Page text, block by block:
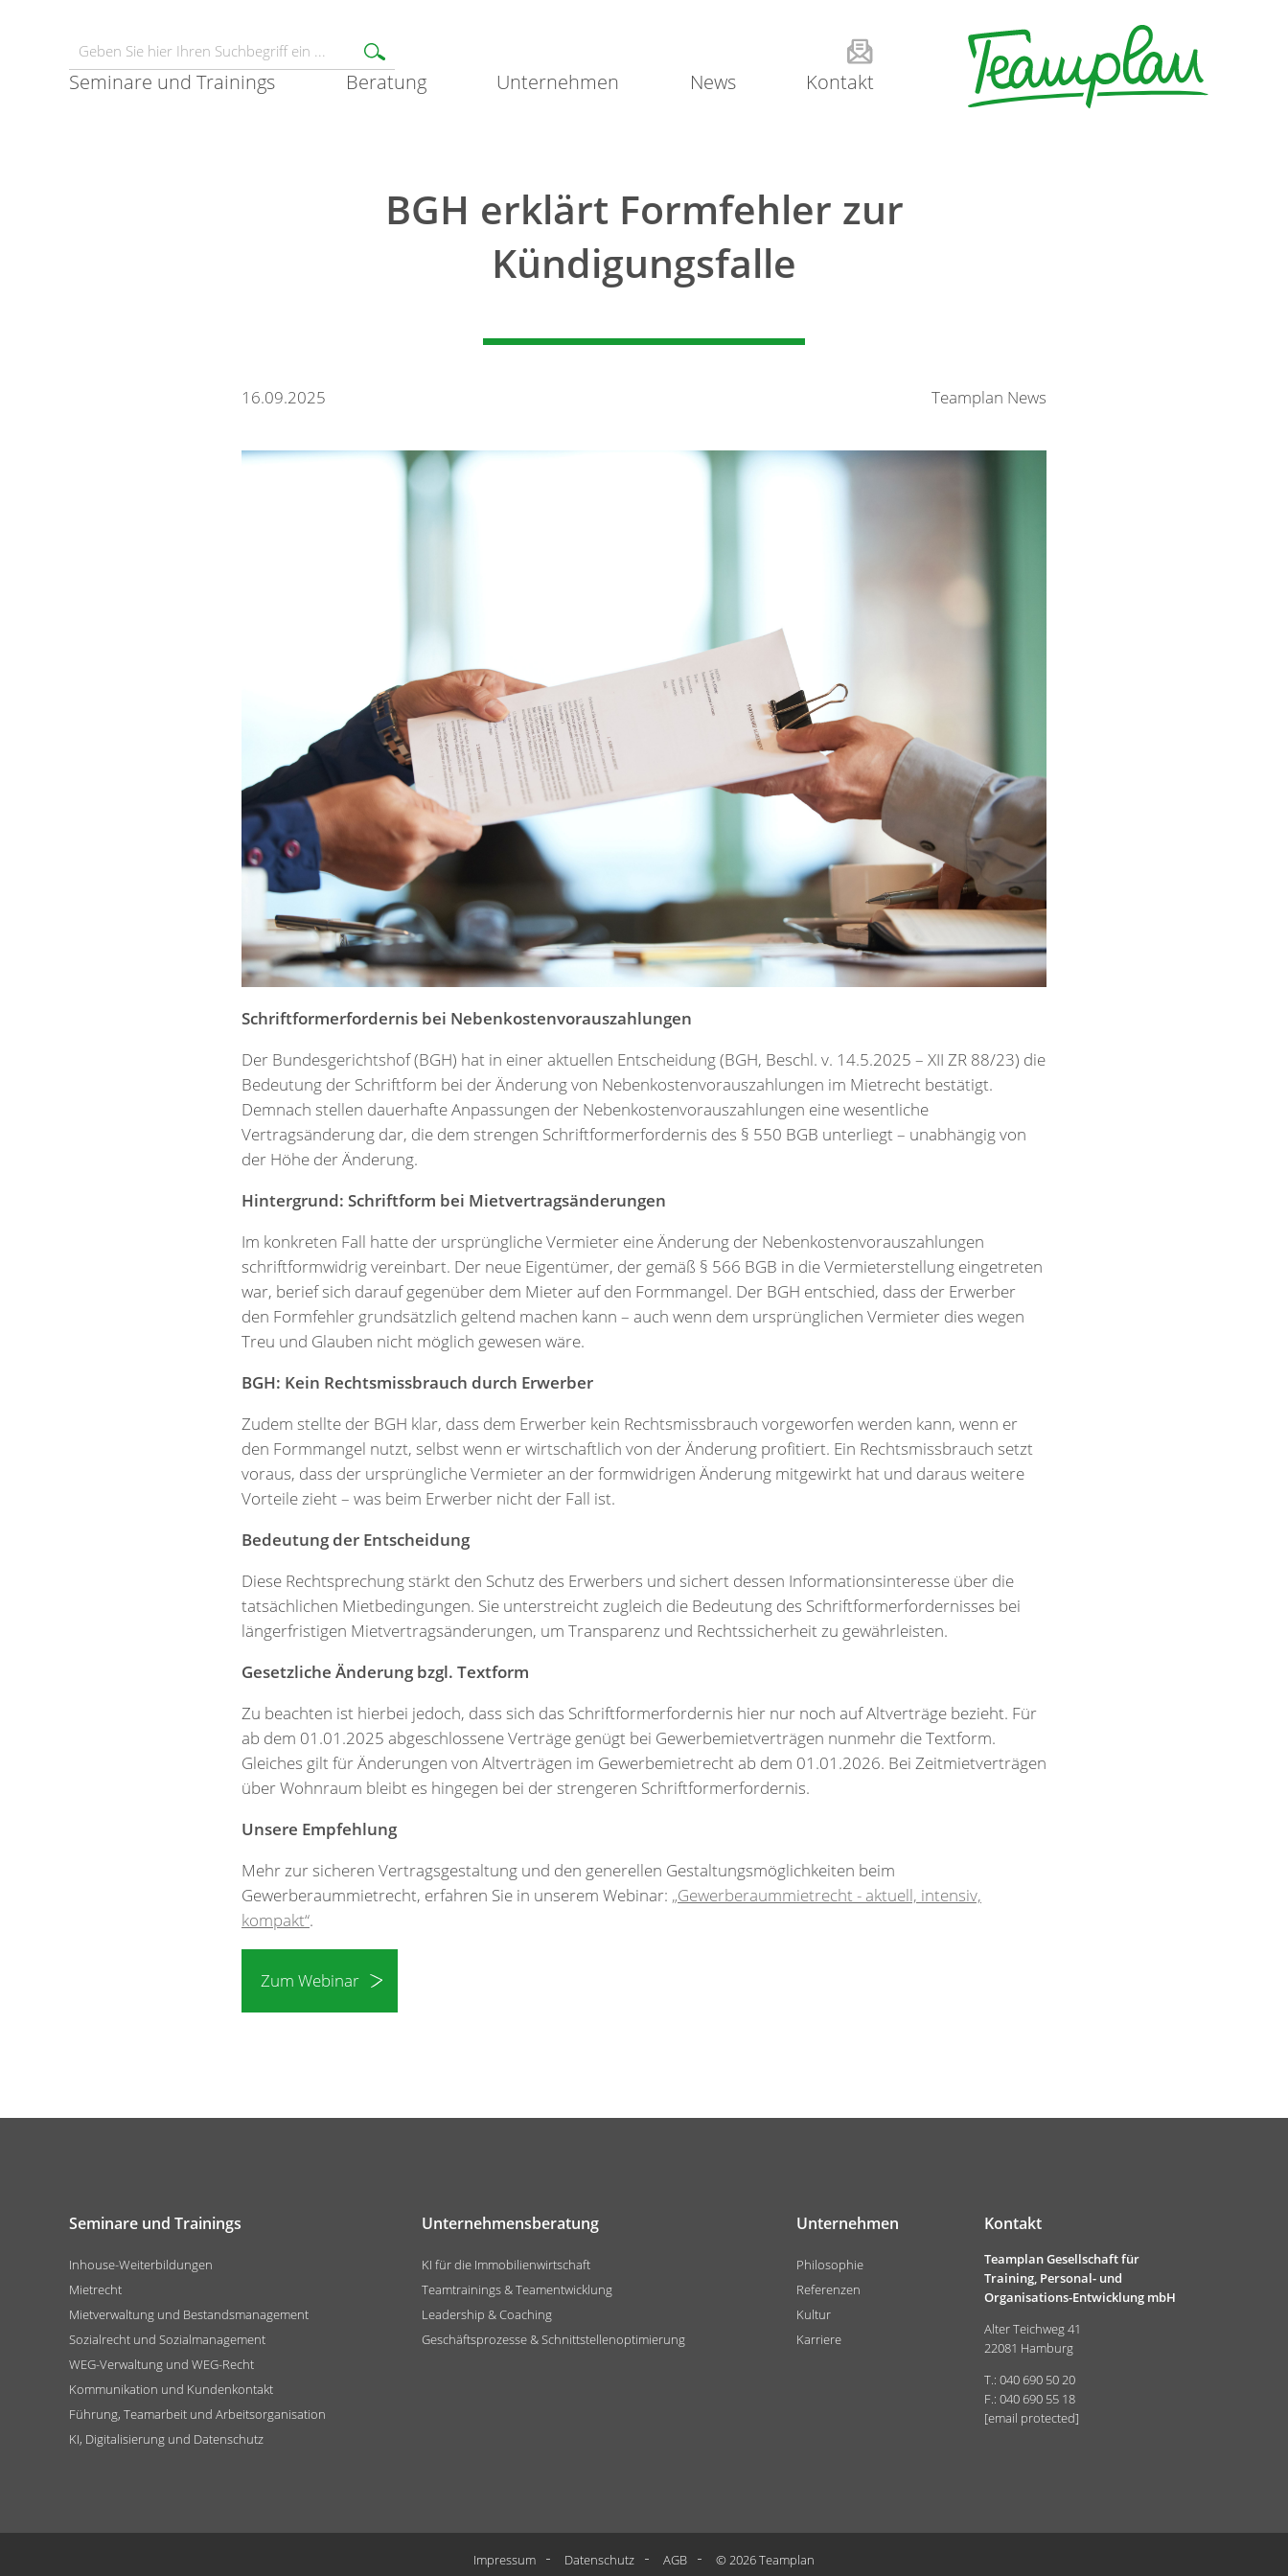
Seminare und Trainings Beratung Unternehmen News Kontakt
BGH erklärt Formfehler zur
Kündigungsfalle
16.09.2025 Teamplan News
Schriftformerfordernis bei Nebenkostenvorauszahlungen
Der Bundesgerichtshof (BGH) hat in einer aktuellen Entscheidung (BGH, Beschl. v. 14.5.2025 – XII ZR 88/23) die
Bedeutung der Schriftform bei der Änderung von Nebenkostenvorauszahlungen im Mietrecht bestätigt.
Demnach stellen dauerhafte Anpassungen der Nebenkostenvorauszahlungen eine wesentliche
Vertragsänderung dar, die dem strengen Schriftformerfordernis des § 550 BGB unterliegt – unabhängig von
der Höhe der Änderung.
Hintergrund: Schriftform bei Mietvertragsänderungen
Im konkreten Fall hatte der ursprüngliche Vermieter eine Änderung der Nebenkostenvorauszahlungen
schriftformwidrig vereinbart. Der neue Eigentümer, der gemäß § 566 BGB in die Vermieterstellung eingetreten
war, berief sich darauf gegenüber dem Mieter auf den Formmangel. Der BGH entschied, dass der Erwerber
den Formfehler grundsätzlich geltend machen kann – auch wenn dem ursprünglichen Vermieter dies wegen
Treu und Glauben nicht möglich gewesen wäre.
BGH: Kein Rechtsmissbrauch durch Erwerber
Zudem stellte der BGH klar, dass dem Erwerber kein Rechtsmissbrauch vorgeworfen werden kann, wenn er
den Formmangel nutzt, selbst wenn er wirtschaftlich von der Änderung profitiert. Ein Rechtsmissbrauch setzt
voraus, dass der ursprüngliche Vermieter an der formwidrigen Änderung mitgewirkt hat und daraus weitere
Vorteile zieht – was beim Erwerber nicht der Fall ist.
Bedeutung der Entscheidung
Diese Rechtsprechung stärkt den Schutz des Erwerbers und sichert dessen Informationsinteresse über die
tatsächlichen Mietbedingungen. Sie unterstreicht zugleich die Bedeutung des Schriftformerfordernisses bei
längerfristigen Mietvertragsänderungen, um Transparenz und Rechtssicherheit zu gewährleisten.
Gesetzliche Änderung bzgl. Textform
Zu beachten ist hierbei jedoch, dass sich das Schriftformerfordernis hier nur noch auf Altverträge bezieht. Für
ab dem 01.01.2025 abgeschlossene Verträge genügt bei Gewerbemietverträgen nunmehr die Textform.
Gleiches gilt für Änderungen von Altverträgen im Gewerbemietrecht ab dem 01.01.2026. Bei Zeitmietverträgen
über Wohnraum bleibt es hingegen bei der strengeren Schriftformerfordernis.
Unsere Empfehlung
Mehr zur sicheren Vertragsgestaltung und den generellen Gestaltungsmöglichkeiten beim
Gewerberaummietrecht, erfahren Sie in unserem Webinar: „Gewerberaummietrecht - aktuell, intensiv,
kompakt“.
Zum Webinar
Seminare und Trainings
Inhouse-Weiterbildungen
Mietrecht
Mietverwaltung und Bestandsmanagement
Sozialrecht und Sozialmanagement
WEG-Verwaltung und WEG-Recht
Kommunikation und Kundenkontakt
Führung, Teamarbeit und Arbeitsorganisation
KI, Digitalisierung und Datenschutz
Unternehmensberatung
KI für die Immobilienwirtschaft
Teamtrainings & Teamentwicklung
Leadership & Coaching
Geschäftsprozesse & Schnittstellenoptimierung
Unternehmen
Philosophie
Referenzen
Kultur
Karriere
Kontakt
Teamplan Gesellschaft für
Training, Personal- und
Organisations-Entwicklung mbH
Alter Teichweg 41
22081 Hamburg
T.: 040 690 50 20
F.: 040 690 55 18
[email protected]
Impressum Datenschutz AGB © 2026 Teamplan